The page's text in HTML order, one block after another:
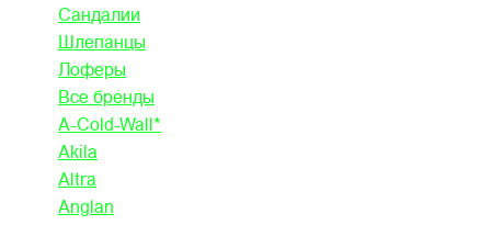
Сандалии
Шлепанцы
Лоферы
Все бренды
A-Cold-Wall*
Akila
Altra
Anglan